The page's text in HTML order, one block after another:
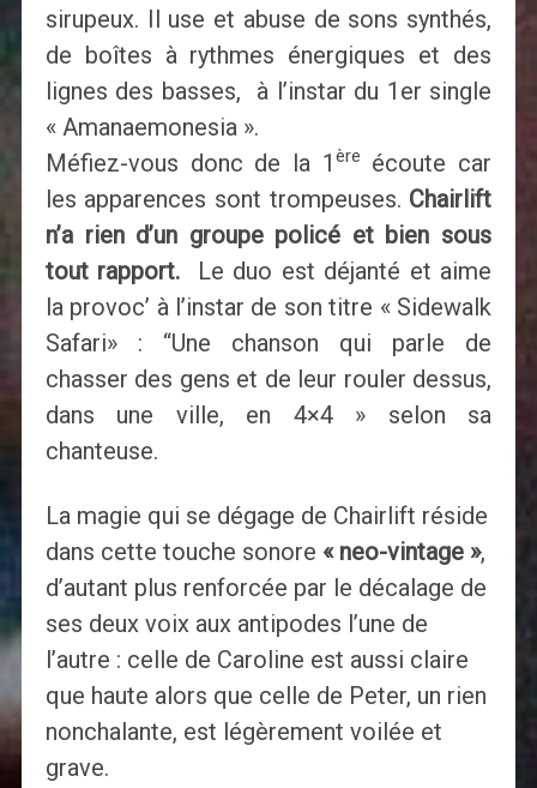
sirupeux. Il use et abuse de sons synthés,
de boîtes à rythmes énergiques et des
lignes des basses, à l’instar du 1er single
« Amanaemonesia ».
Méfiez-vous donc de la 1 ère
écoute car
les apparences sont trompeuses. Chairlift
n’a rien d’un groupe policé et bien sous
tout rapport. Le duo est déjanté et aime
la provoc’ à l’instar de son titre « Sidewalk
Safari» : “Une chanson qui parle de
chasser des gens et de leur rouler dessus,
dans une ville, en 4×4 » selon sa
chanteuse.
La magie qui se dégage de Chairlift réside
dans cette touche sonore « neo-vintage »,
d’autant plus renforcée par le décalage de
ses deux voix aux antipodes l’une de
l’autre : celle de Caroline est aussi claire
que haute alors que celle de Peter, un rien
nonchalante, est légèrement voilée et
grave.